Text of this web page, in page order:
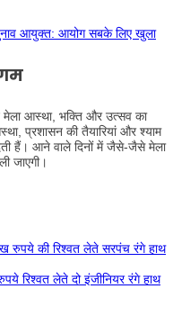
आयुक्त: आयोग सबके लिए खुला
मेला आस्था, भक्ति और उत्सव का
प्रशासन की तैयारियां और श्याम
हैं। आने वाले दिनों में जैसे-जैसे मेला
जाएगी।
की रिश्वत लेते सरपंच रंगे हाथ
रिश्वत लेते दो इंजीनियर रंगे हाथ